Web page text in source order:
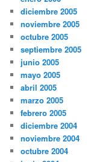
diciembre 2005
noviembre 2005
octubre 2005
septiembre 2005
junio 2005
mayo 2005
abril 2005
marzo 2005
febrero 2005
diciembre 2004
noviembre 2004
octubre 2004